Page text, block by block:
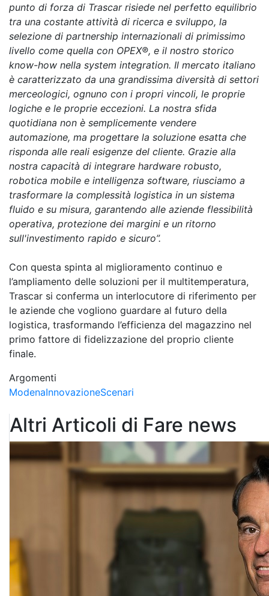
punto di forza di Trascar risiede nel perfetto equilibrio
tra una costante attività di ricerca e sviluppo, la
selezione di partnership internazionali di primissimo
livello come quella con OPEX®, e il nostro storico
know-how nella system integration. Il mercato italiano
è caratterizzato da una grandissima diversità di settori
merceologici, ognuno con i propri vincoli, le proprie
logiche e le proprie eccezioni. La nostra sfida
quotidiana non è semplicemente vendere
automazione, ma progettare la soluzione esatta che
risponda alle reali esigenze del cliente. Grazie alla
nostra capacità di integrare hardware robusto,
robotica mobile e intelligenza software, riusciamo a
trasformare la complessità logistica in un sistema
fluido e su misura, garantendo alle aziende flessibilità
operativa, protezione dei margini e un ritorno
sull'investimento rapido e sicuro”.
Con questa spinta al miglioramento continuo e
l’ampliamento delle soluzioni per il multitemperatura,
Trascar si conferma un interlocutore di riferimento per
le aziende che vogliono guardare al futuro della
logistica, trasformando l’efficienza del magazzino nel
primo fattore di fidelizzazione del proprio cliente
finale.
Argomenti
ModenaInnovazioneScenari
Altri Articoli di Fare news